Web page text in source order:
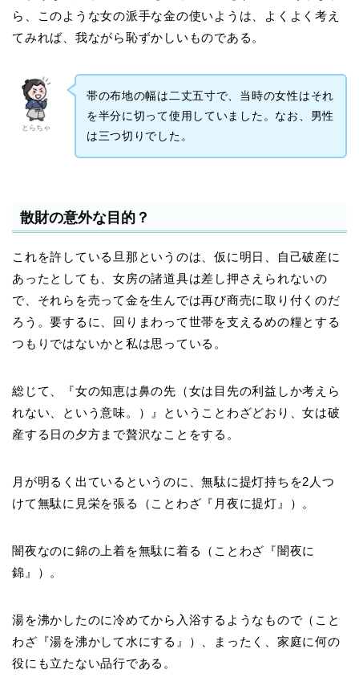
ら、このような女の派手な金の使いようは、よくよく考え
てみれば、我ながら恥ずかしいものである。
とらちゃ
帯の布地の幅は二丈五寸で、当時の女性はそれ
を半分に切って使用していました。なお、男性
は三つ切りでした。
散財の意外な目的？
これを許している旦那というのは、仮に明日、自己破産に
あったとしても、女房の諸道具は差し押さえられないの
で、それらを売って金を生んでは再び商売に取り付くのだ
ろう。要するに、回りまわって世帯を支えるめの糧とする
つもりではないかと私は思っている。
総じて、『女の知恵は鼻の先（女は目先の利益しか考えら
れない、という意味。）』ということわざどおり、女は破
産する日の夕方まで贅沢なことをする。
月が明るく出ているというのに、無駄に提灯持ちを2人つ
けて無駄に見栄を張る（ことわざ『月夜に提灯』）。
闇夜なのに錦の上着を無駄に着る（ことわざ『闇夜に
錦』）。
湯を沸かしたのに冷めてから入浴するようなもので（こと
わざ『湯を沸かして水にする』）、まったく、家庭に何の
役にも立たない品行である。